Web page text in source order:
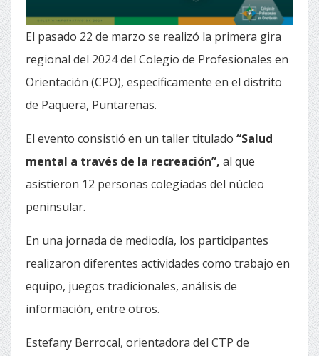
El pasado 22 de marzo se realizó la primera gira
regional del 2024 del Colegio de Profesionales en
Orientación (CPO), específicamente en el distrito
de Paquera, Puntarenas.
El evento consistió en un taller titulado “Salud
mental a través de la recreación”, al que
asistieron 12 personas colegiadas del núcleo
peninsular.
En una jornada de mediodía, los participantes
realizaron diferentes actividades como trabajo en
equipo, juegos tradicionales, análisis de
información, entre otros.
Estefany Berrocal, orientadora del CTP de